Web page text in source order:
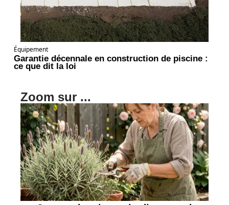
Équipement
Garantie décennale en construction de piscine :
ce que dit la loi
Zoom sur ...